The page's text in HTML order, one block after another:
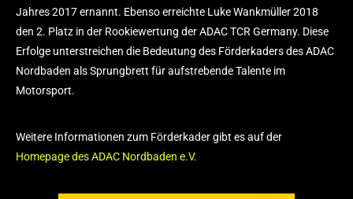
Jahres 2017 ernannt. Ebenso erreichte Luke Wankmüller 2018
den 2. Platz in der Rookiewertung der ADAC TCR Germany. Diese
Erfolge unterstreichen die Bedeutung des Förderkaders des ADAC
Nordbaden als Sprungbrett für aufstrebende Talente im
Motorsport.
Weitere Informationen zum Förderkader gibt es auf der
Homepage des ADAC Nordbaden e.V.